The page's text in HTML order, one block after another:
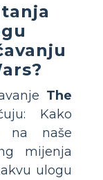
The
Kako
na naše
mijenja
ulogu